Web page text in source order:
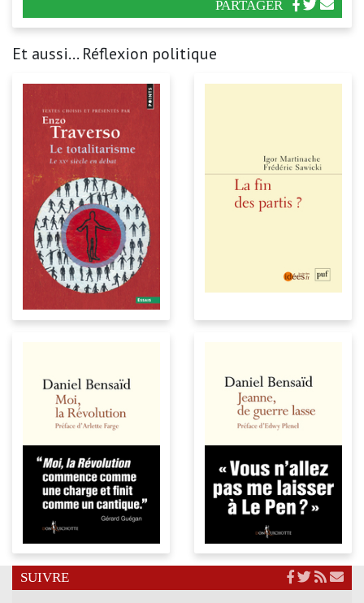
PARTAGER
Et aussi... Réflexion politique
SUIVRE